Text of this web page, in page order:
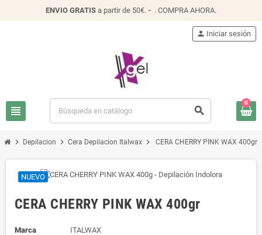
ENVIO GRATIS a partir de 50€. - . COMPRA AHORA.
view_headline search
person Iniciar sesión
0
chevron_right Depilacion chevron_right Cera Depilacion Italwax chevron_right CERA CHERRY PINK WAX 400gr
NUEVO
CERA CHERRY PINK WAX 400gr
Marca ITALWAX